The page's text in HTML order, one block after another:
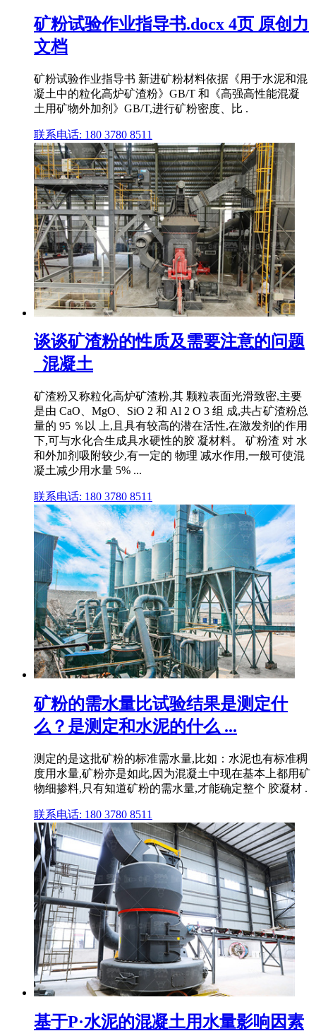
矿粉试验作业指导书.docx 4页 原创力
文档
矿粉试验作业指导书 新进矿粉材料依据《用于水泥和混
凝土中的粒化高炉矿渣粉》GB/T 和《高强高性能混凝
土用矿物外加剂》GB/T,进行矿粉密度、比 .
联系电话: 180 3780 8511
谈谈矿渣粉的性质及需要注意的问题
_混凝土
矿渣粉又称粒化高炉矿渣粉,其 颗粒表面光滑致密,主要
是由 CaO、MgO、SiO 2 和 Al 2 O 3 组 成,共占矿渣粉总
量的 95 ％以 上,且具有较高的潜在活性,在激发剂的作用
下,可与水化合生成具水硬性的胶 凝材料。 矿粉渣 对 水
和外加剂吸附较少,有一定的 物理 减水作用,一般可使混
凝土减少用水量 5% ...
联系电话: 180 3780 8511
矿粉的需水量比试验结果是测定什
么？是测定和水泥的什么 ...
测定的是这批矿粉的标准需水量,比如：水泥也有标准稠
度用水量,矿粉亦是如此,因为混凝土中现在基本上都用矿
物细掺料,只有知道矿粉的需水量,才能确定整个 胶凝材 .
联系电话: 180 3780 8511
基于P·水泥的混凝土用水量影响因素